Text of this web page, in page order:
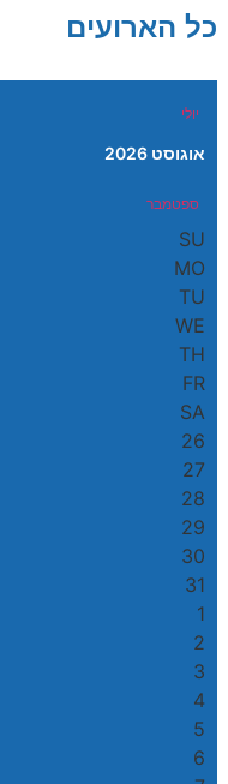
כל הארועים
יולי
אוגוסט 2026
ספטמבר
SU
MO
TU
WE
TH
FR
SA
26
27
28
29
30
31
1
2
3
4
5
6